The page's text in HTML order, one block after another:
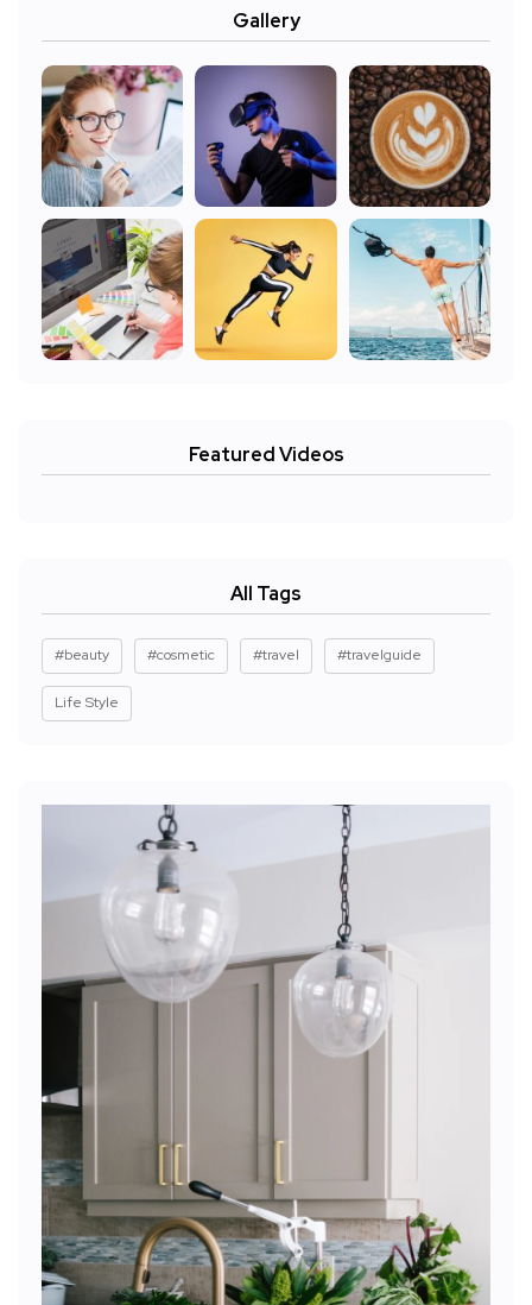
Gallery
Featured Videos
All Tags
#beauty #cosmetic #travel #travelguide
Life Style